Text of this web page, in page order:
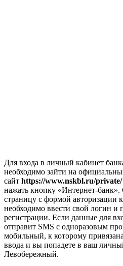
Для входа в личный кабинет
необходимо зайти на
сайт https://www.nskbl.ru/private/
нажать кнопку «Интернет-банк».
страницу с формой авторизации
необходимо ввести свой логин и
регистрации. Если данные для
отправит SMS с одноразовым
мобильный, к которому
ввода и вы попадете в ваш
Левобережный.